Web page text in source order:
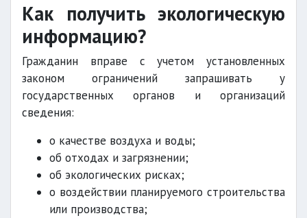
Как получить экологическую
информацию?
Гражданин вправе с учетом установленных
законом ограничений запрашивать у
государственных органов и организаций
сведения:
о качестве воздуха и воды;
об отходах и загрязнении;
об экологических рисках;
о воздействии планируемого строительства
или производства;